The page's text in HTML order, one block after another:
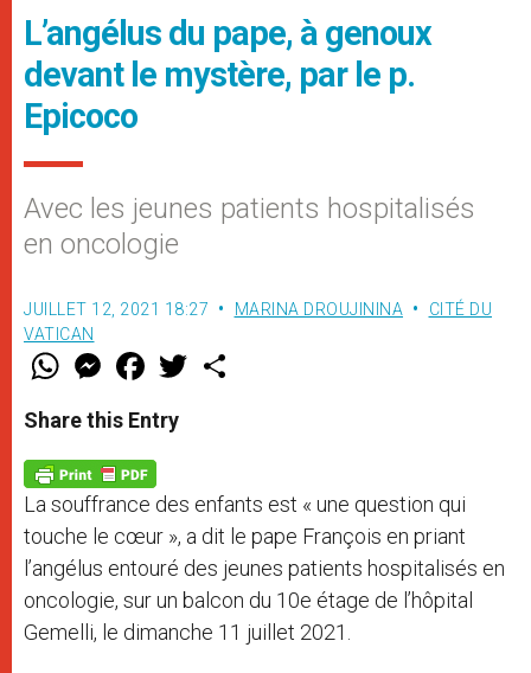
L’angélus du pape, à genoux
devant le mystère, par le p.
Epicoco
Avec les jeunes patients hospitalisés
en oncologie
JUILLET 12, 2021 18:27 MARINA DROUJININA
CITÉ DU
VATICAN
W
t
s
p
p
M
e
s
e
g
e
r
F
a
e
b
o
k
w
Share this Entry
La souffrance des enfants est « une question qui
touche le cœur », a dit le pape François en priant
l’angélus entouré des jeunes patients hospitalisés en
oncologie, sur un balcon du 10e étage de l’hôpital
Gemelli, le dimanche 11 juillet 2021.